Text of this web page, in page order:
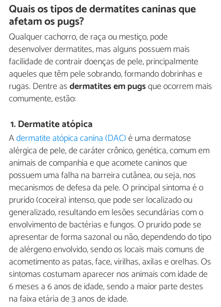
Quais os tipos de dermatites caninas que
afetam os pugs?
Qualquer cachorro, de raça ou mestiço, pode
desenvolver dermatites, mas alguns possuem mais
facilidade de contrair doenças de pele, principalmente
aqueles que têm pele sobrando, formando dobrinhas e
rugas. Dentre asdermatites em pugsque ocorrem mais
comumente, estão:
1.Dermatite atópica
Adermatite atópica canina (DAC)é uma dermatose
alérgica de pele, de caráter crônico, genética, comum em
animais de companhia e que acomete caninos que
possuem uma falha na barreira cutânea, ou seja, nos
mecanismos de defesa da pele. O principal sintoma é o
prurido (coceira) intenso, que pode ser localizado ou
generalizado, resultando em lesões secundárias com o
envolvimento de bactérias e fungos. O prurido pode se
apresentar de forma sazonal ou não, dependendo do tipo
de alérgeno envolvido, sendo os locais mais comuns de
acometimento as patas, face, virilhas, axilas e orelhas. Os
sintomas costumam aparecer nos animais com idade de
6 meses a 6 anos de idade, sendo a maior parte destes
na faixa etária de 3 anos de idade.